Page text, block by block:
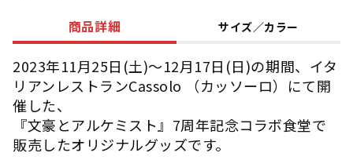
商品詳細 サイズ／カラー
2023年11月25日(土)～12月17日(日)の期間、イタ
リアンレストランCassolo （カッソーロ）にて開
催した、
『文豪とアルケミスト』7周年記念コラボ食堂で
販売したオリジナルグッズです。